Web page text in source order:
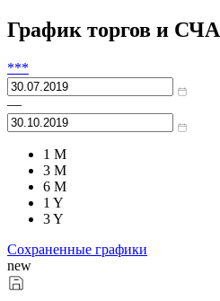
График торгов и СЧА
***
—
1 M
3 M
6 M
1 Y
3 Y
Сохраненные графики
new